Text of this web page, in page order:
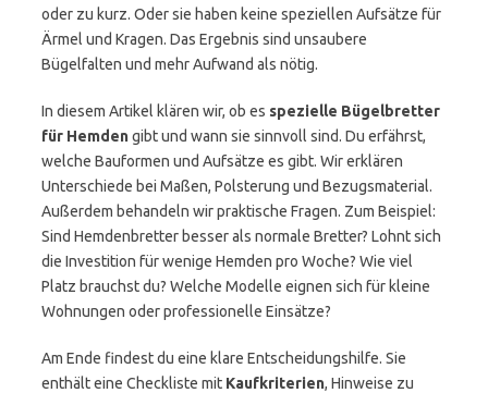
oder zu kurz. Oder sie haben keine speziellen Aufsätze für
Ärmel und Kragen. Das Ergebnis sind unsaubere
Bügelfalten und mehr Aufwand als nötig.
In diesem Artikel klären wir, ob es spezielle Bügelbretter
für Hemdengibt und wann sie sinnvoll sind. Du erfährst,
welche Bauformen und Aufsätze es gibt. Wir erklären
Unterschiede bei Maßen, Polsterung und Bezugsmaterial.
Außerdem behandeln wir praktische Fragen. Zum Beispiel:
Sind Hemdenbretter besser als normale Bretter? Lohnt sich
die Investition für wenige Hemden pro Woche? Wie viel
Platz brauchst du? Welche Modelle eignen sich für kleine
Wohnungen oder professionelle Einsätze?
Am Ende findest du eine klare Entscheidungshilfe. Sie
enthält eine Checkliste mit Kaufkriterien, Hinweise zu